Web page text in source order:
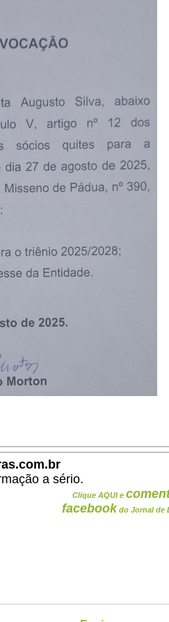
a sério.
Clique AQUI e
facebook do Jornal de